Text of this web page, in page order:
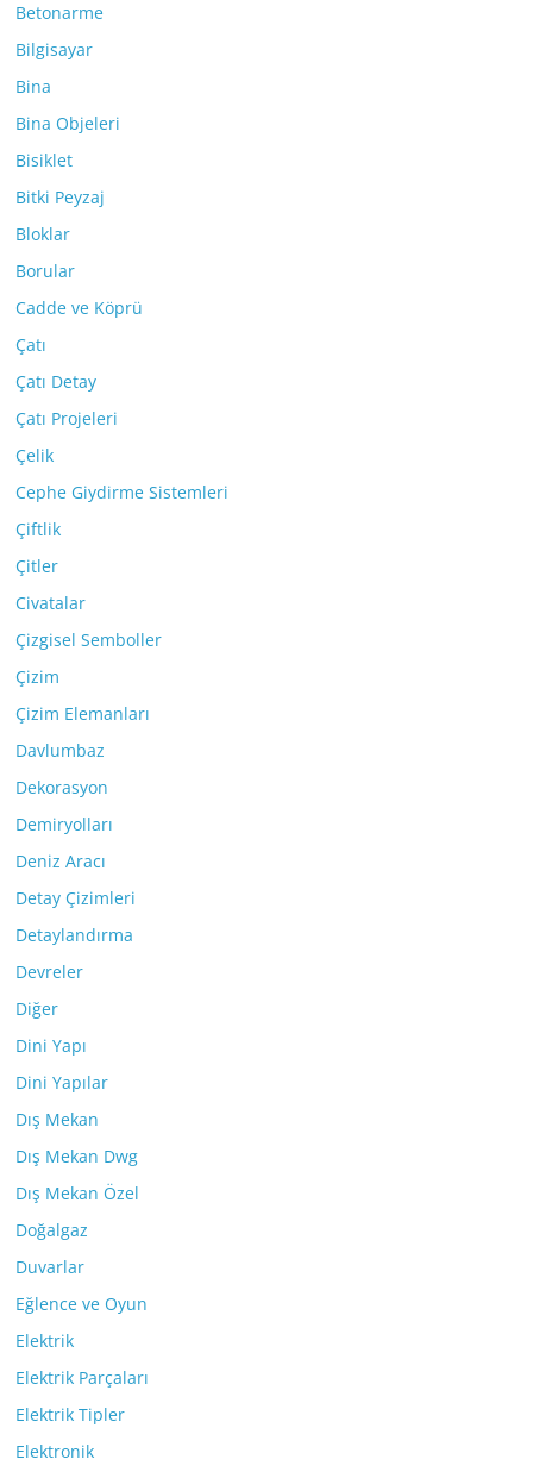
Betonarme
Bilgisayar
Bina
Bina Objeleri
Bisiklet
Bitki Peyzaj
Bloklar
Borular
Cadde ve Köprü
Çatı
Çatı Detay
Çatı Projeleri
Çelik
Cephe Giydirme Sistemleri
Çiftlik
Çitler
Civatalar
Çizgisel Semboller
Çizim
Çizim Elemanları
Davlumbaz
Dekorasyon
Demiryolları
Deniz Aracı
Detay Çizimleri
Detaylandırma
Devreler
Diğer
Dini Yapı
Dini Yapılar
Dış Mekan
Dış Mekan Dwg
Dış Mekan Özel
Doğalgaz
Duvarlar
Eğlence ve Oyun
Elektrik
Elektrik Parçaları
Elektrik Tipler
Elektronik